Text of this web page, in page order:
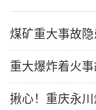
煤矿重大事故
重大爆炸着火
揪心！重庆永